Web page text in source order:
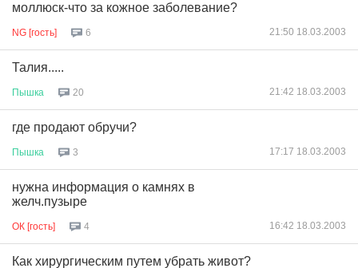
моллюск-что за кожное заболевание?
NG [гость] 6 21:50 18.03.2003
Талия.....
Пышка 20 21:42 18.03.2003
где продают обручи?
Пышка 3 17:17 18.03.2003
нужна информация о камнях в
желч.пузыре
ОК [гость] 4 16:42 18.03.2003
Как хирургическим путем убрать живот?